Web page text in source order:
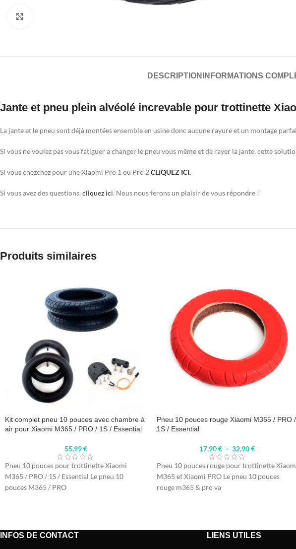
DESCRIPTION INFORMATIONS
Jante et pneu plein alvéolé increvable pour trottinette
La jante et le pneu sont déjà montées ensemble en usine donc aucune rayure et un montage
Si vous ne voulez pas vous fatiguer a changer le pneu vous même et de rayer la jante, cette
Si vous chezchez pour une Xiaomi Pro 1 ou Pro 2 CLIQUEZ ICI.
Si vous avez des questions, cliquez ici. Nous nous ferons un plaisir de vous répondre !
Produits similaires
Kit complet pneu 10 pouces avec chambre à
air pour Xiaomi M365 / PRO / 1S / Essential
55,99€
Pneu 10 pouces pour trottinette Xiaomi
M365 / PRO / 1S / Essential Le pneu 10
pouces M365 / PRO
Pneu 10 pouces rouge Xiaomi M365 / PRO /
1S / Essential
17,90€ – 32,90€
Pneu 10 pouces rouge pour trottinette
M365 et Xiaomi PRO Le pneu 10 pouces
rouge m365 & pro va
INFOS DE CONTACT LIENS UTILES